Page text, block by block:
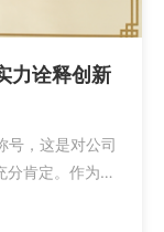
力诠释创新
号，这是对公司
肯定。作为一